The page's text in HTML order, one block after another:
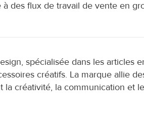
des flux de travail de vente en
spécialisée dans les articles
créatifs. La marque allie
la créativité, la communication et